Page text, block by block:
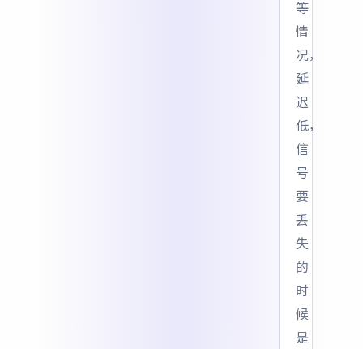
等
情
况，
延
迟
低，
信
号
要
丢
失
的
时
候
是